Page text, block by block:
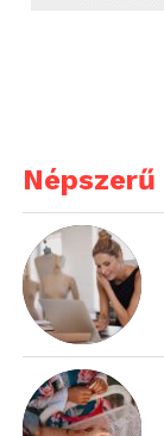
Népszerű